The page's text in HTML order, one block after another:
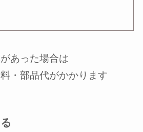
あった場合は
・部品代がかかります